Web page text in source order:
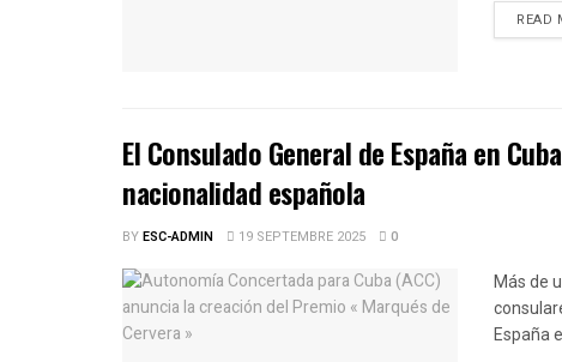
READ
El Consulado General de España en
nacionalidad española
BYESC-ADMIN 19 SEPTEMBRE 2025 0
Más de
España